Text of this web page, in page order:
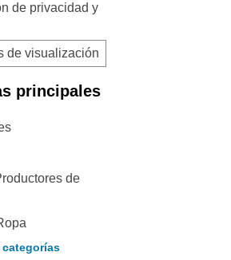
de privacidad y
de visualización
principales
de
categorías